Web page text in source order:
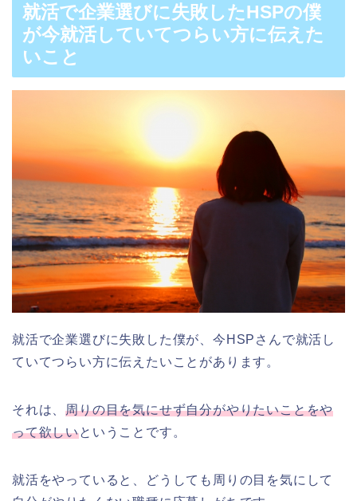
就活で企業選びに失敗したHSPの僕
が今就活していてつらい方に伝えた
いこと
就活で企業選びに失敗した僕が、今HSPさんで就活し
ていてつらい方に伝えたいことがあります。
それは、周りの目を気にせず自分がやりたいことをや
って欲しいということです。
就活をやっていると、どうしても周りの目を気にして